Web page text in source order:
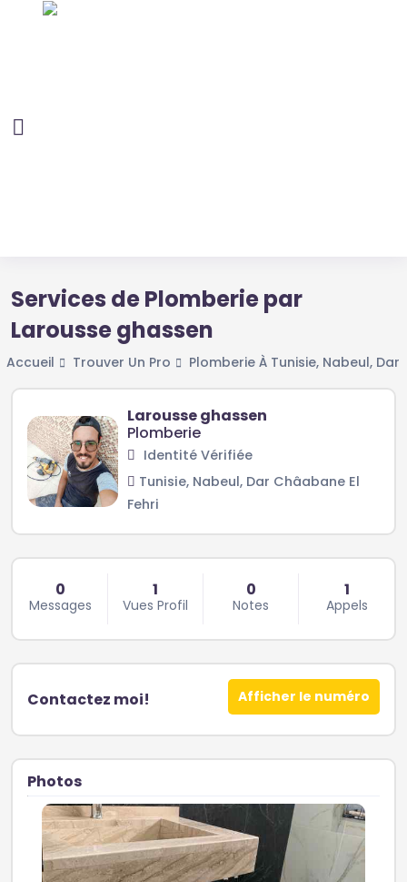
Services de Plomberie par
Larousse ghassen
Accueil Trouver Un Pro Plomberie À Tunisie, Nabeul, Dar
Larousse ghassen
Plomberie
Identité Vérifiée
Tunisie, Nabeul, Dar Châabane El
Fehri
0
Messages
1
Vues Profil
0
Notes
1
Appels
Contactez moi! Afficher le numéro
Photos